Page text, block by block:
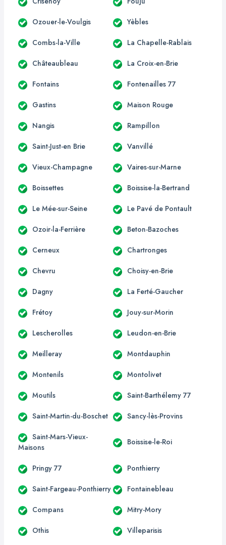
Ozouer-le-Voulgis Yèbles
Combs-la-Ville La Chapelle-Rablais
Châteaubleau La Croix-en-Brie
Fontains Fontenailles 77
Gastins Maison Rouge
Nangis Rampillon
Saint-Just-en Brie Vanvillé
Vieux-Champagne Vaires-sur-Marne
Boissettes Boissise-la-Bertrand
Le Mée-sur-Seine Le Pavé de Pontault
Ozoir-la-Ferrière Beton-Bazoches
Cerneux Chartronges
Chevru Choisy-en-Brie
Dagny La Ferté-Gaucher
Frétoy Jouy-sur-Morin
Lescherolles Leudon-en-Brie
Meilleray Montdauphin
Montenils Montolivet
Moutils Saint-Barthélemy 77
Saint-Martin-du-Boschet Sancy-lès-Provins
Saint-Mars-Vieux-
Maisons
Boissise-le-Roi
Pringy 77 Ponthierry
Saint-Fargeau-Ponthierry Fontainebleau
Compans Mitry-Mory
Othis Villeparisis